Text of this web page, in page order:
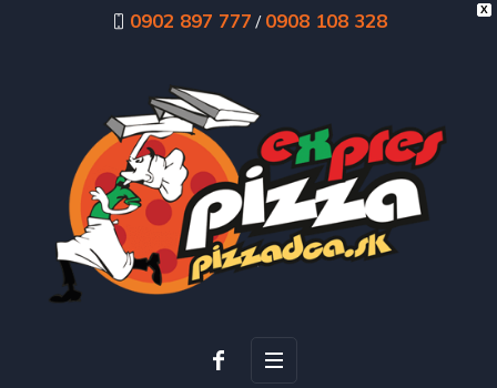
X
0902 897 777 / 0908 108 328